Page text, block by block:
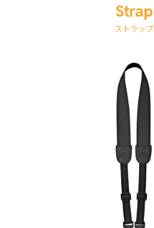
Strap
ストラップ